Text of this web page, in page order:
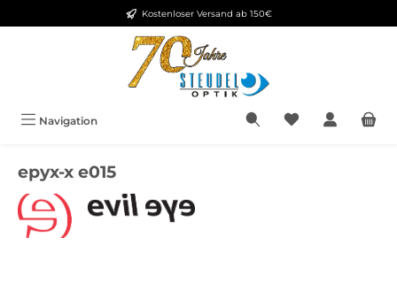
Zum Hauptinhalt springenKostenloser Versand ab 150€
Navigation
epyx-x e015